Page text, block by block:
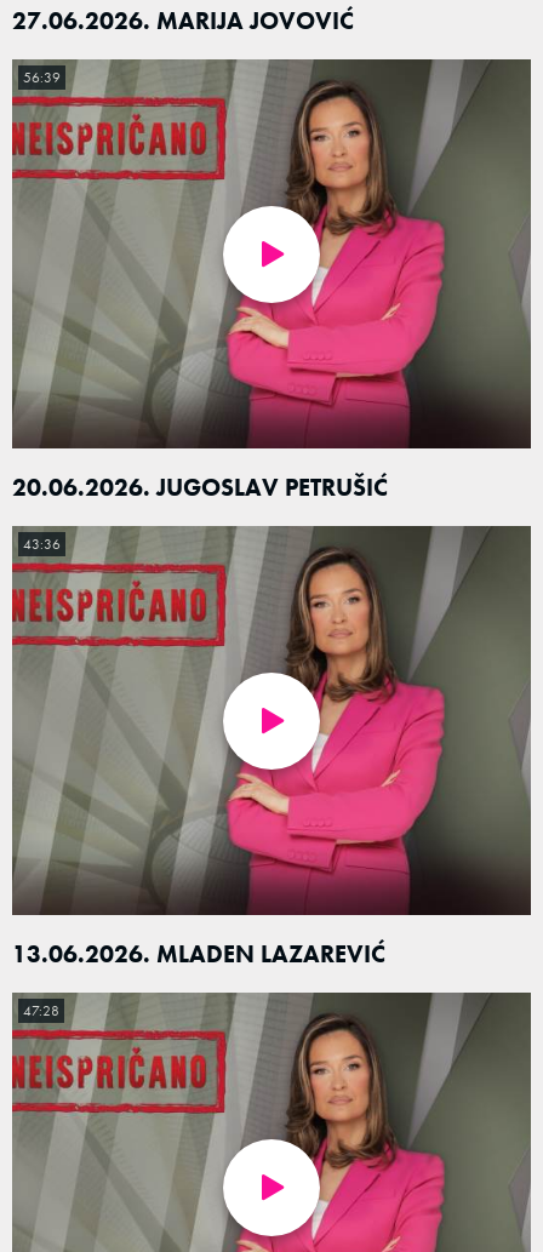
27.06.2026. MARIJA JOVOVIĆ
20.06.2026. JUGOSLAV PETRUŠIĆ
56:39
13.06.2026. MLADEN LAZAREVIĆ
43:36
47:28